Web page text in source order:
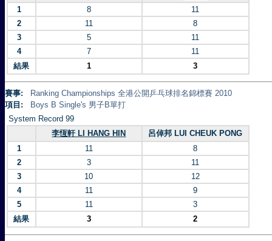
1
8
11
2
11
8
3
5
11
4
7
11
結果
1 3
賽事:
Ranking Championships 全港公開乒乓球排名錦標賽 2010
項目:
Boys B Single's 男子B單打
System Record 99
李恆軒 LI HANG HIN
呂倬邦 LUI CHEUK PONG
1
11
8
2
3
11
3
10
12
4
11
9
5
11
3
結果
3 2